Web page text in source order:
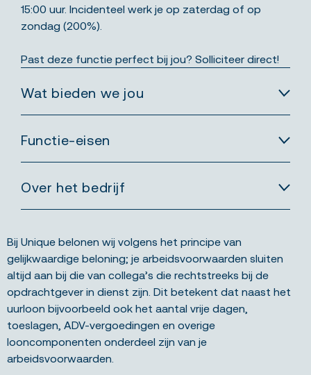
15:00 uur. Incidenteel werk je op zaterdag ​of op
zondag (200%).
Past deze functie perfect bij jou? Solliciteer direct!
Wat bieden we jou
Functie-eisen
Over het bedrijf
Bij Unique belonen wij volgens het principe van
gelijkwaardige beloning; je arbeidsvoorwaarden sluiten
altijd aan bij die van collega’s die rechtstreeks bij de
opdrachtgever in dienst zijn. Dit betekent dat naast het
uurloon bijvoorbeeld ook het aantal vrije dagen,
toeslagen, ADV-vergoedingen en overige
looncomponenten onderdeel zijn van je
arbeidsvoorwaarden.